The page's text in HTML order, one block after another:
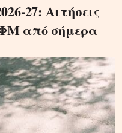
27: Αιτήσεις
από σήμερα